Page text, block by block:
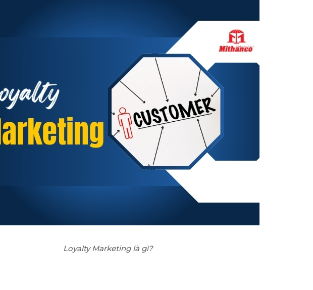
Loyalty Marketing là gì?